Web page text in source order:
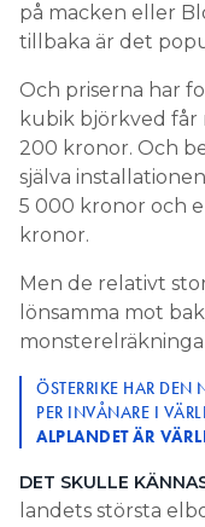
på macken eller
tillbaka är det
Och priserna har
kubik björkved får
200 kronor. Och
själva
5 000 kronor och
kronor.
Men de relativt
lönsamma mot
ÖSTERRIKE HAR DEN
PER IN­VÅNARE I
ALPLANDET ÄR
DET SKULLE
landets största